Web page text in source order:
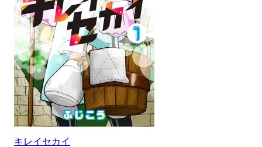
キレイセカイ